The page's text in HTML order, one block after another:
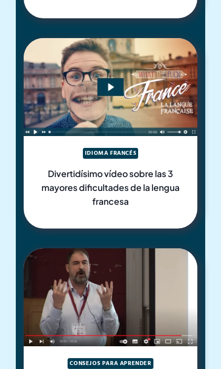
IDIOMA FRANCÉS
Divertidísimo vídeo sobre las 3
mayores dificultades de la lengua
francesa
CONSEJOS PARA APRENDER